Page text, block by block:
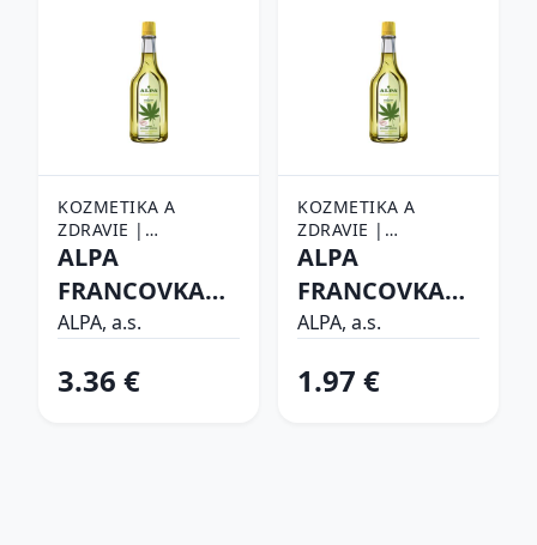
KOZMETIKA A
ZDRAVIE |
KOZMETIKA |
ALPA
FRANCOVKA
KONOPE/CANNABIS
bylinkový
ALPA, a.s.
3.36 €
KOZMETIKA A
ZDRAVIE |
KOZMETIKA |
ALPA
FRANCOVKA
KONOPE/CANNABIS
bylinkový
ALPA, a.s.
1.97 €